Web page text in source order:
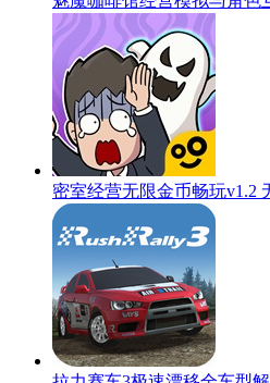
密室经营无限金币畅玩v1.2